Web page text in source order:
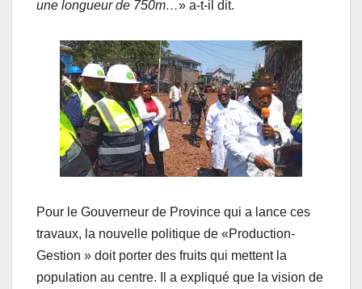
une longueur de 750m…» a-t-il dit.
Pour le Gouverneur de Province qui a lance ces
travaux, la nouvelle politique de «Production-
Gestion » doit porter des fruits qui mettent la
population au centre. Il a expliqué que la vision de